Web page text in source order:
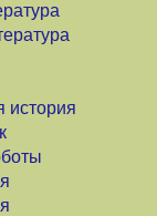
история